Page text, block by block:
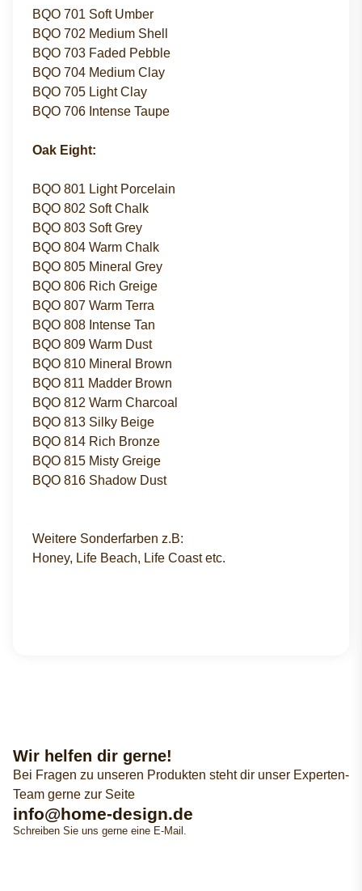
BQO 701 Soft Umber
BQO 702 Medium Shell
BQO 703 Faded Pebble
BQO 704 Medium Clay
BQO 705 Light Clay
BQO 706 Intense Taupe
Oak Eight:
BQO 801 Light Porcelain
BQO 802 Soft Chalk
BQO 803 Soft Grey
BQO 804 Warm Chalk
BQO 805 Mineral Grey
BQO 806 Rich Greige
BQO 807 Warm Terra
BQO 808 Intense Tan
BQO 809 Warm Dust
BQO 810 Mineral Brown
BQO 811 Madder Brown
BQO 812 Warm Charcoal
BQO 813 Silky Beige
BQO 814 Rich Bronze
BQO 815 Misty Greige
BQO 816 Shadow Dust
Weitere Sonderfarben z.B:
Honey, Life Beach, Life Coast etc.
Wir helfen dir gerne!
Bei Fragen zu unseren Produkten steht dir unser Experten-
Team gerne zur Seite
info@home-design.de
Schreiben Sie uns gerne eine E-Mail.